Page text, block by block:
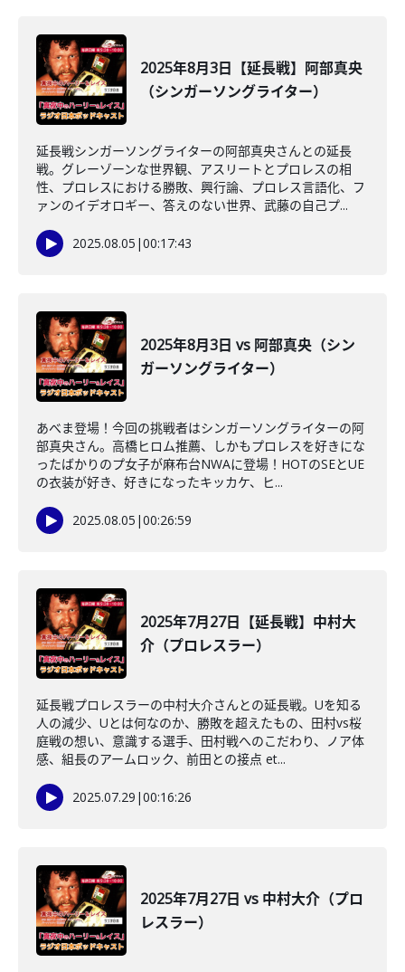
2025年8月3日【延長戦】阿部真央
（シンガーソングライター）
延長戦シンガーソングライターの阿部真央さんとの延長
戦。グレーゾーンな世界観、アスリートとプロレスの相
性、プロレスにおける勝敗、興行論、プロレス言語化、フ
ァンのイデオロギー、答えのない世界、武藤の自己プ...
2025.08.05 |00:17:43
2025年8月3日 vs 阿部真央（シン
ガーソングライター）
あべま登場！今回の挑戦者はシンガーソングライターの阿
部真央さん。高橋ヒロム推薦、しかもプロレスを好きにな
ったばかりのプ女子が麻布台NWAに登場！HOTのSEとUE
の衣装が好き、好きになったキッカケ、ヒ...
2025.08.05 |00:26:59
2025年7月27日【延長戦】中村大
介（プロレスラー）
延長戦プロレスラーの中村大介さんとの延長戦。Uを知る
人の減少、Uとは何なのか、勝敗を超えたもの、田村vs桜
庭戦の想い、意識する選手、田村戦へのこだわり、ノア体
感、組長のアームロック、前田との接点 et...
2025.07.29 |00:16:26
2025年7月27日 vs 中村大介（プロ
レスラー）